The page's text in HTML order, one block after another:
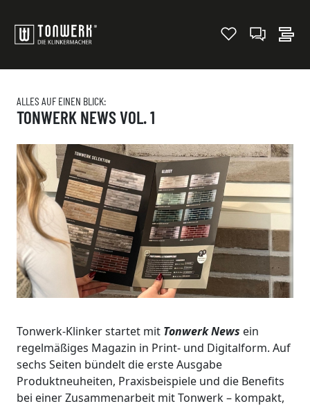
ALLES AUF EINEN BLICK:
TONWERK NEWS VOL. 1
Tonwerk-Klinker startet mit Tonwerk News ein
regelmäßiges Magazin in Print- und Digitalform. Auf
sechs Seiten bündelt die erste Ausgabe
Produktneuheiten, Praxisbeispiele und die Benefits
bei einer Zusammenarbeit mit Tonwerk – kompakt,